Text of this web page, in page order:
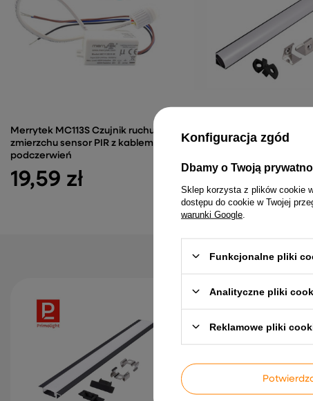
Merrytek MC113S Czujnik ruchu
zmierzchu sensor PIR z kablem na
podczerwień
19,59 zł
PrimoLight Profil
narożny czarny
26,99 zł
Konfiguracja zgód
Dbamy o Twoją
Sklep korzysta z plików cookie
dostępu do cookie w Twojej
warunki Google
Funkcjonalne pliki
Analityczne pliki
Reklamowe pliki